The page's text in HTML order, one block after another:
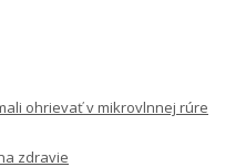
ohrievať v mikrovlnnej rúre
zdravie